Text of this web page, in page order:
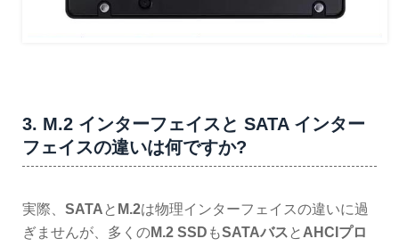
3. M.2 インターフェイスと SATA インター
フェイスの違いは何ですか?
実際、 SATA と M.2は物理インターフェイスの違いに過
ぎませんが、多くのM.2 SSD もSATAバス と AHCIプロ